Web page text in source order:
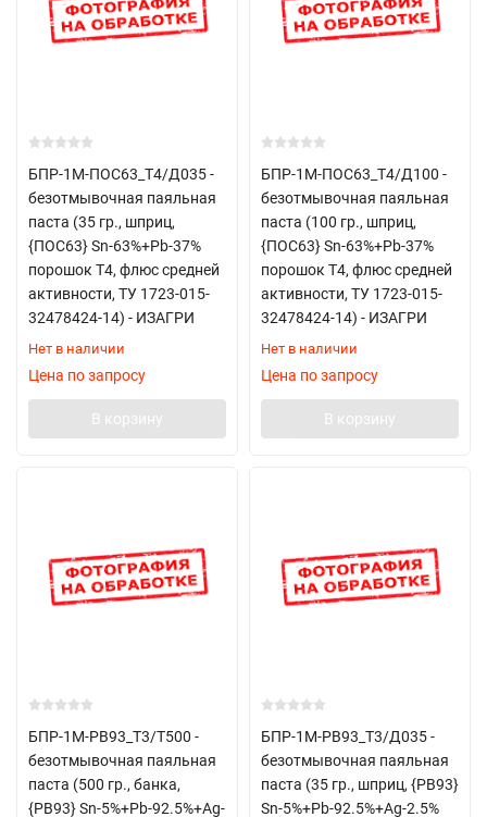
БПР-1М-ПОС63_Т4/Д035 -
безотмывочная паяльная
паста (35 гр., шприц,
{ПОС63} Sn-63%+Pb-37%
порошок Т4, флюс средней
активности, ТУ 1723-015-
32478424-14) - ИЗАГРИ
Нет в наличии
Цена по запросу
В корзину
БПР-1М-ПОС63_Т4/Д100 -
безотмывочная паяльная
паста (100 гр., шприц,
{ПОС63} Sn-63%+Pb-37%
порошок Т4, флюс средней
активности, ТУ 1723-015-
32478424-14) - ИЗАГРИ
Нет в наличии
Цена по запросу
В корзину
БПР-1М-РВ93_Т3/T500 -
безотмывочная паяльная
паста (500 гр., банка,
{РВ93} Sn-5%+Pb-92.5%+Ag-
БПР-1М-РВ93_Т3/Д035 -
безотмывочная паяльная
паста (35 гр., шприц, {РВ93}
Sn-5%+Pb-92.5%+Ag-2.5%